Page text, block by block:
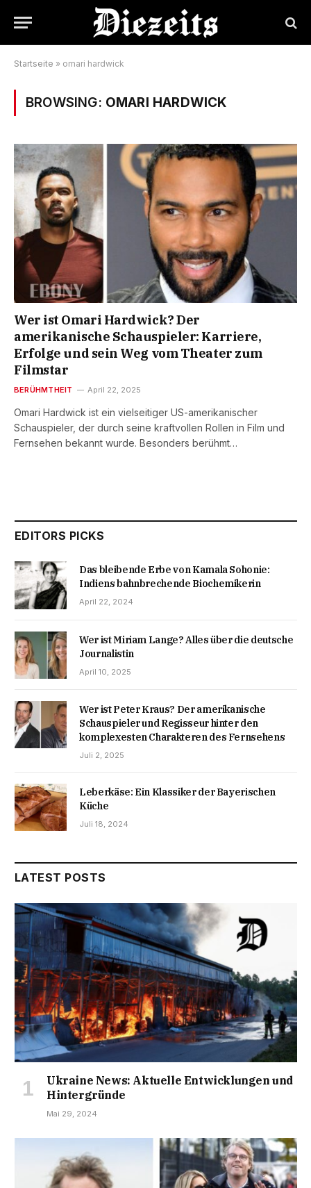
Startseite » omari hardwick
BROWSING: OMARI HARDWICK
Wer ist Omari Hardwick? Der
amerikanische Schauspieler: Karriere,
Erfolge und sein Weg vom Theater zum
Filmstar
BERÜHMTHEIT April 22, 2025
Omari Hardwick ist ein vielseitiger US-amerikanischer
Schauspieler, der durch seine kraftvollen Rollen in Film und
Fernsehen bekannt wurde. Besonders berühmt…
EDITORS PICKS
Das bleibende Erbe von Kamala Sohonie:
Indiens bahnbrechende Biochemikerin
April 22, 2024
Wer ist Miriam Lange? Alles über die deutsche
Journalistin
April 10, 2025
Wer ist Peter Kraus? Der amerikanische
Schauspieler und Regisseur hinter den
komplexesten Charakteren des Fernsehens
Juli 2, 2025
Leberkäse: Ein Klassiker der Bayerischen
Küche
Juli 18, 2024
LATEST POSTS
Ukraine News: Aktuelle Entwicklungen und
Hintergründe
Mai 29, 2024